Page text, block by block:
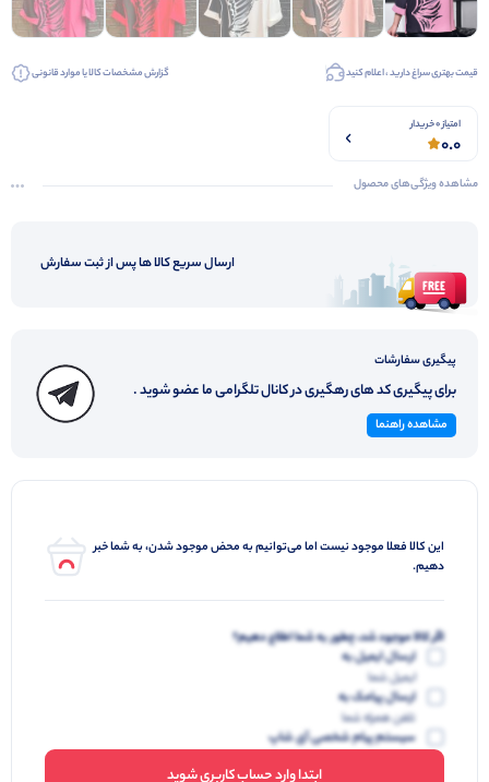
قیمت بهتری سراغ دارید ، اعلام کنید گزارش مشخصات کالا یا موارد قانونی
امتیاز 0 خریدار
0.0
مشاهده ویژگی‌های محصول
ارسال سریع کالا ها پس از ثبت سفارش
پیگیری سفارشات
برای پیگیری کد های رهگیری در کانال تلگرامی ما عضو شوید .
مشاهده راهنما
این کالا فعلا موجود نیست اما می‌توانیم به محض موجود شدن، به شما خبر
دهیم.
اگر کالا موجود شد، چطور به شما اطلاع دهیم؟
ارسال ایمیل به
ایمیل شما
ارسال پیامک به
تلفن همراه شما
سیستم پیام شخصی آی شاپ
ابتدا وارد حساب کاربری شوید